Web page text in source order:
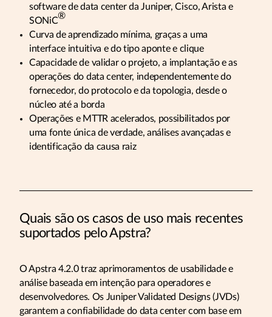
software de data center da Juniper, Cisco, Arista e
SONiC®
Curva de aprendizado mínima, graças a uma
interface intuitiva e do tipo aponte e clique
Capacidade de validar o projeto, a implantação e as
operações do data center, independentemente do
fornecedor, do protocolo e da topologia, desde o
núcleo até a borda
Operações e MTTR acelerados, possibilitados por
uma fonte única de verdade, análises avançadas e
identificação da causa raiz
Quais são os casos de uso mais recentes
suportados pelo Apstra?
O Apstra 4.2.0 traz aprimoramentos de usabilidade e
análise baseada em intenção para operadores e
desenvolvedores. Os Juniper Validated Designs (JVDs)
garantem a confiabilidade do data center com base em